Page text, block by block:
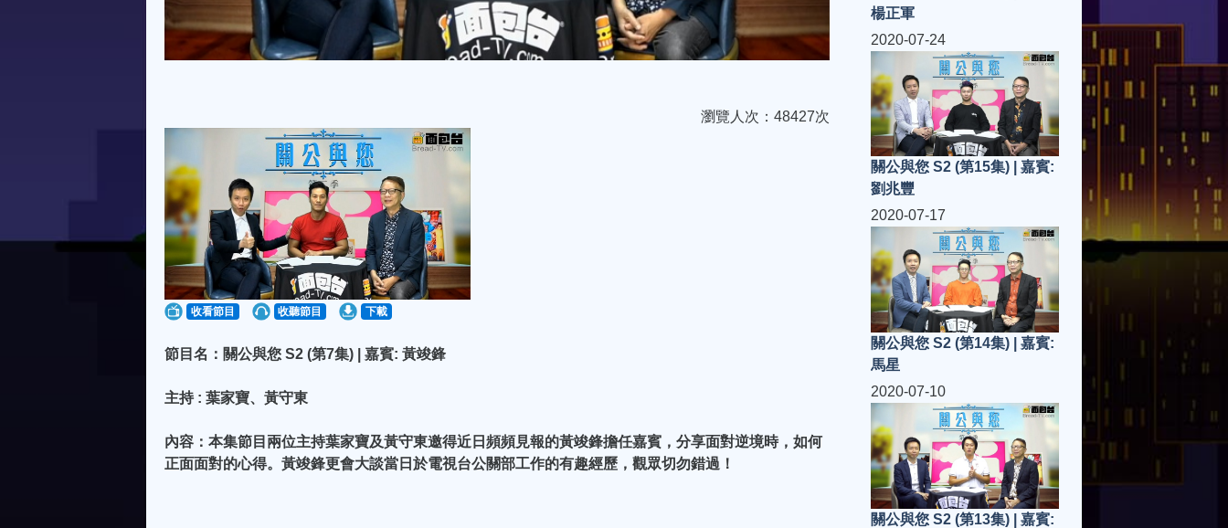
瀏覽人次：48427次
收看節目 收聽節目 下載
節目名：關公與您 S2 (第7集) | 嘉賓: 黃竣鋒
主持 : 葉家寶、黃守東
內容：本集節目兩位主持葉家寶及黃守東邀得近日頻頻見報的黃竣鋒擔任嘉賓，分享面對逆境時，如何
正面面對的心得。黃竣鋒更會大談當日於電視台公關部工作的有趣經歷，觀眾切勿錯過！
楊正軍
2020-07-24
關公與您 S2 (第15集) | 嘉賓:
劉兆豐
2020-07-17
關公與您 S2 (第14集) | 嘉賓:
馬星
2020-07-10
關公與您 S2 (第13集) | 嘉賓: